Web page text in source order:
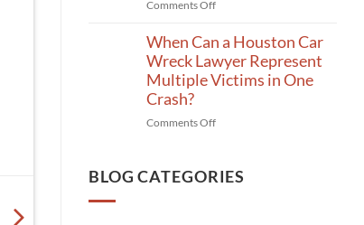
a
Wreck
Attorney
in
Comments Offon
Pedestrian
Injury
Attorney
Explains
To
Being
When Can a Houston Car
Wreck Lawyer Represent
Multiple Victims in One
Crash?
Comments Offon
a
BLOG CATEGORIES